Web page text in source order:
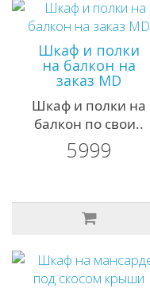
Шкаф и полки
на балкон на
заказ MD
Шкаф и полки на
балкон по свои..
5999